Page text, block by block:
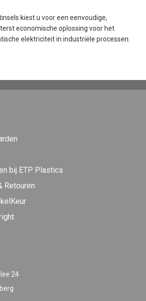
kiest u voor een eenvoudige,
economische oplossing voor het
elektriciteit in industriële processen.
bij ETP Plastics
Retouren
24